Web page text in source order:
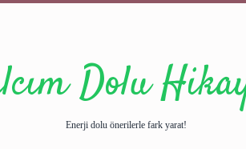
Dolu
Enerji dolu önerilerle fark yarat!